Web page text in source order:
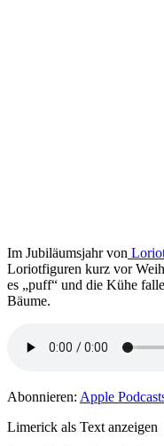
Im Jubiläumsjahr von
Loriotfiguren kurz vor
es „puff“ und die Kühe
Bäume.
Abonnieren: Apple
Limerick als Text anzeigen